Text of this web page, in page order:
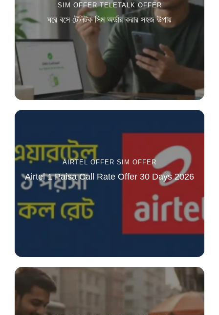
SIM OFFER TELETALK OFFER
ঘরে বসে টেলিটক সিম অর্ডার করার সহজ উপায়
AIRTEL OFFER SIM OFFER
Airtel 1 Paisa Call Rate Offer 30 Days 2026